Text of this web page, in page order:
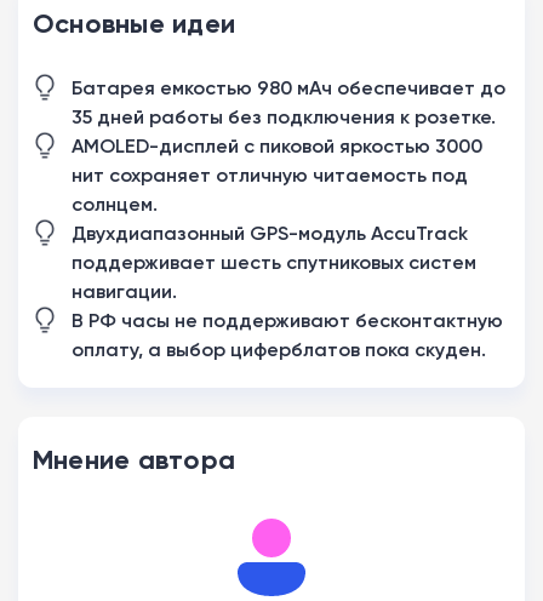
Основные идеи
Батарея емкостью 980 мАч обеспечивает до
35 дней работы без подключения к розетке.
AMOLED-дисплей с пиковой яркостью 3000
нит сохраняет отличную читаемость под
солнцем.
Двухдиапазонный GPS-модуль AccuTrack
поддерживает шесть спутниковых систем
навигации.
В РФ часы не поддерживают бесконтактную
оплату, а выбор циферблатов пока скуден.
Мнение автора